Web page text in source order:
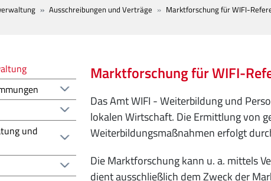
Ausschreibungen und Verträge Marktforschung für WIFI-
Marktforschung für WIFI-
Das Amt WIFI - Weiterbildung und
lokalen Wirtschaft. Die Ermittlung von
Weiterbildungsmaßnahmen erfolgt
Die Marktforschung kann u. a. mittels
dient ausschließlich dem Zweck der
trasparente
und